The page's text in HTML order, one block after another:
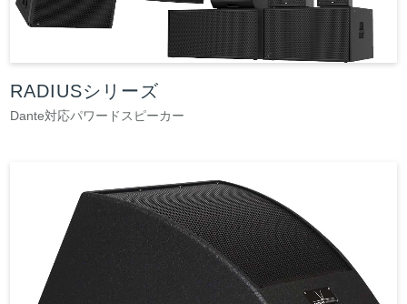
RADIUSシリーズ
Dante対応パワードスピーカー